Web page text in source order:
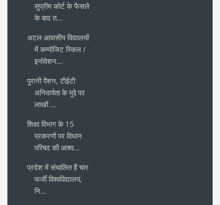
सुप्रीम कोर्ट के फैसले
के बाद त...
अटल आवासीय विद्यालयों
में कम्पोजिट स्किल /
इनोवेशन...
पुरानी पेंशन, टीईटी
अनिवार्यता के मुद्दे पर
लाखों ...
शिक्षा विभाग के 15
प्रकरणों पर विधान
परिषद की आश्व...
प्रदेश में संचालित हैं चार
फर्जी विश्वविद्यालय,
नि...